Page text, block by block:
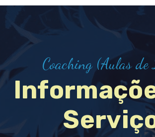
Coaching (Aulas